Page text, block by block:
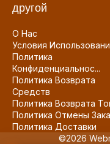
другой
О Нас
Условия
Политика
Конфиденциальнос...
Политика Возврата
Средств
Политика Возврата
Политика Отмены
Политика Доставки
©2026